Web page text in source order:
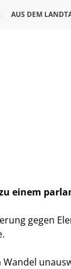
AUS DEM
einem
gegen